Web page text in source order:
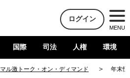
ログイン
MENU
国際 司法 人権 環境
マル激トーク・オン・ディマンド 年末恒